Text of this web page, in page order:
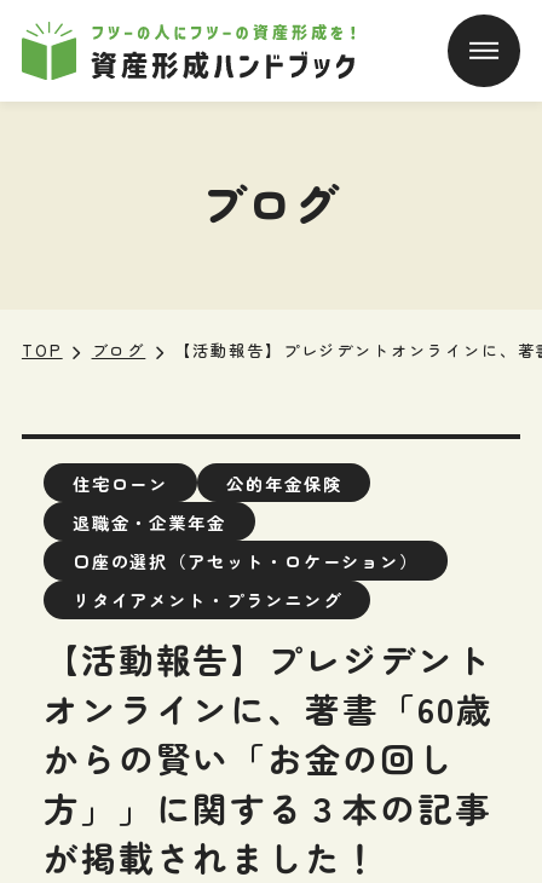
本文へ移動
ブログ
TOP ブログ 【活動報告】プレジデントオンラインに、
住宅ローン
公的年金保険
退職金・企業年金
口座の選択（アセット・ロケーション）
リタイアメント・プランニング
【活動報告】プレジデント
オンラインに、著書「60歳
からの賢い「お金の回し
方」」に関する３本の記事
が掲載されました！